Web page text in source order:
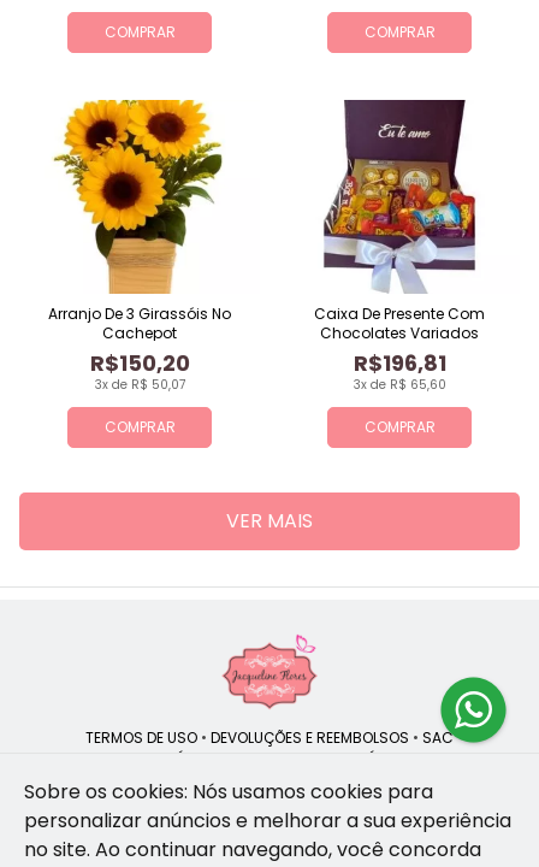
COMPRAR COMPRAR
COMPRAR
3x de R$ 50,07
R$150,20
Arranjo De 3 Girassóis No
Cachepot
COMPRAR
3x de R$ 65,60
R$196,81
Caixa De Presente Com
Chocolates Variados
VER MAIS
TERMOS DE USO • DEVOLUÇÕES E REEMBOLSOS • SAC
POLÍTICA DE PRIVACIDADE POLÍTICA DE COOKIES
Jacqueline Flores | CNPJ: 47.335.418/0001-13
Sobre os cookies: Nós usamos cookies para
personalizar anúncios e melhorar a sua experiência
no site. Ao continuar navegando, você concorda